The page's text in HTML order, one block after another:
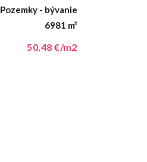
Pozemky - bývanie
6981 m²
50,48 €/m2